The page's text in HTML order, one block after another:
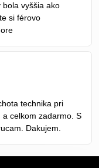
bola vyššia ako
si férovo
technika pri
a celkom zadarmo. S
Dakujem.